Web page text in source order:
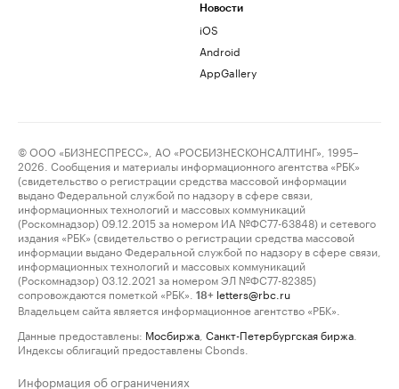
Новости
iOS
Android
AppGallery
© ООО «БИЗНЕСПРЕСС», АО «РОСБИЗНЕСКОНСАЛТИНГ», 1995–
2026. Сообщения и материалы информационного агентства «РБК»
(свидетельство о регистрации средства массовой информации
выдано Федеральной службой по надзору в сфере связи,
информационных технологий и массовых коммуникаций
(Роскомнадзор) 09.12.2015 за номером ИА №ФС77-63848) и сетевого
издания «РБК» (свидетельство о регистрации средства массовой
информации выдано Федеральной службой по надзору в сфере связи,
информационных технологий и массовых коммуникаций
(Роскомнадзор) 03.12.2021 за номером ЭЛ №ФС77-82385)
сопровождаются пометкой «РБК».
18+ letters@rbc.ru
Владельцем сайта является информационное агентство «РБК».
Данные предоставлены: Мосбиржа Санкт-Петербургская биржа
Индексы облигаций предоставлены Cbonds.
Информация об ограничениях